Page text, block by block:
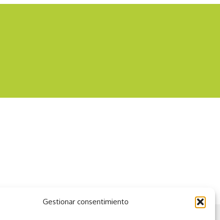
Gestionar consentimiento
motor